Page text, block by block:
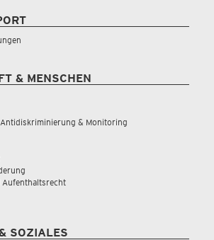
& MENSCHEN
& Monitoring
Aufenthaltsrecht
SOZIALES